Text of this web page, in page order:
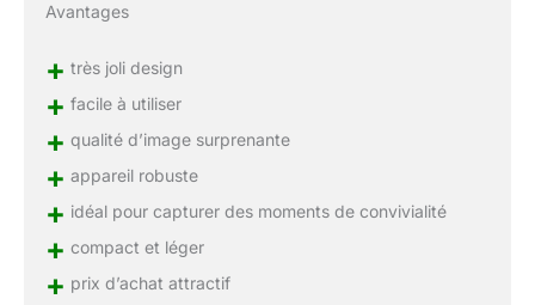
Avantages
+ très joli design
+ facile à utiliser
+ qualité d’image surprenante
+ appareil robuste
+ idéal pour capturer des moments de convivialité
+ compact et léger
+ prix d’achat attractif